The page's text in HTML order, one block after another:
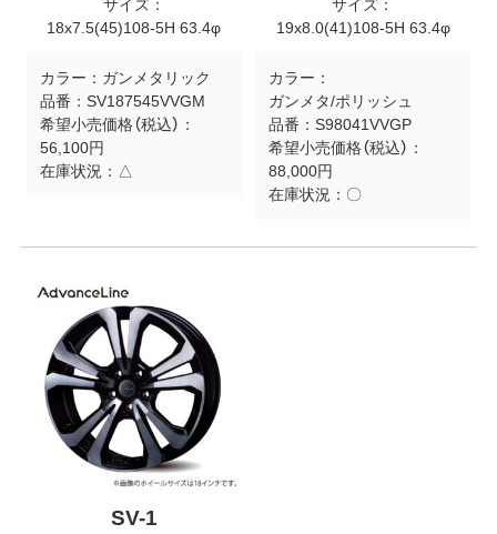
サイズ：
18x7.5(45)108-5H 63.4φ
カラー： ガンメタリック
品番： SV187545VVGM
希望小売価格（税込）：
56,100円
在庫状況： △
サイズ：
19x8.0(41)108-5H 63.4φ
カラー：
ガンメタ/ポリッシュ
品番： S98041VVGP
希望小売価格（税込）：
88,000円
在庫状況： 〇
SV-1